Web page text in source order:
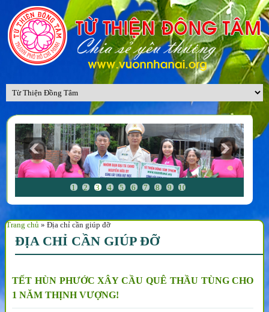
1 2 3 4 5 6 7 8 9 10
Trang chủ » Địa chỉ cần giúp đỡ
ĐỊA CHỈ CẦN GIÚP ĐỠ
TẾT HÙN PHƯỚC XÂY CẦU QUÊ THẦU TÙNG CHO
1 NĂM THỊNH VƯỢNG!